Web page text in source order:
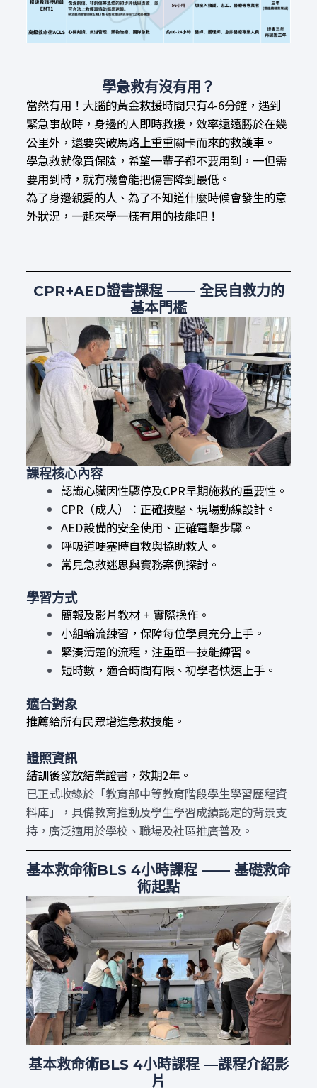
學急救有沒有用？
當然有用！大腦的黃金救援時間只有4-6分鐘，遇到
緊急事故時，身邊的人即時救援，效率遠遠勝於在幾
公里外，還要突破馬路上重重關卡而來的救護車。
學急救就像買保險，希望一輩子都不要用到，一但需
要用到時，就有機會能把傷害降到最低。
為了身邊親愛的人、為了不知道什麼時候會發生的意
外狀況，一起來學一樣有用的技能吧！
CPR+AED證書課程 —— 全民自救力的
基本門檻
課程核心內容
認識心臟因性驟停及CPR早期施救的重要性。
CPR（成人）：正確按壓、現場動線設計。
AED設備的安全使用、正確電擊步驟。
呼吸道哽塞時自救與協助救人。
常見急救迷思與實務案例探討。
學習方式
簡報及影片教材 + 實際操作。
小組輪流練習，保障每位學員充分上手。
緊湊清楚的流程，注重單一技能練習。
短時數，適合時間有限、初學者快速上手。
適合對象
推薦給所有民眾增進急救技能。
證照資訊
結訓後發放結業證書，效期2年。
已正式收錄於「教育部中等教育階段學生學習歷程資
料庫」，具備教育推動及學生學習成績認定的背景支
持，廣泛適用於學校、職場及社區推廣普及。
基本救命術BLS 4小時課程 —— 基礎救命
術起點
基本救命術BLS 4小時課程 —課程介紹影
片